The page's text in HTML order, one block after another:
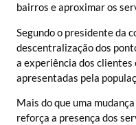
bairros e aproximar os
Segundo o presidente da
descentralização dos
a experiência dos clientes
apresentadas pela
Mais do que uma
reforça a presença dos